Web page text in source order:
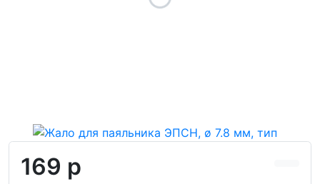
169 р